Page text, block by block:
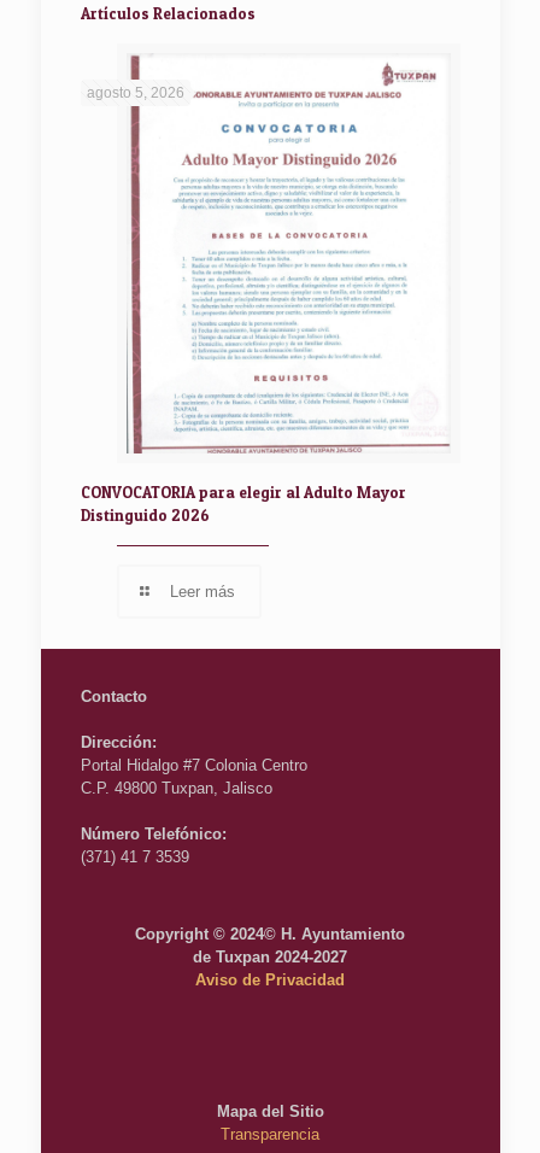
Artículos Relacionados
agosto 5, 2026
CONVOCATORIA para elegir al Adulto Mayor
Distinguido 2026
Leer más
Contacto
Dirección:
Portal Hidalgo #7 Colonia Centro
C.P. 49800 Tuxpan, Jalisco
Número Telefónico:
(371) 41 7 3539
Copyright © 2024© H. Ayuntamiento
de Tuxpan 2024-2027
Aviso de Privacidad
Mapa del Sitio
Transparencia